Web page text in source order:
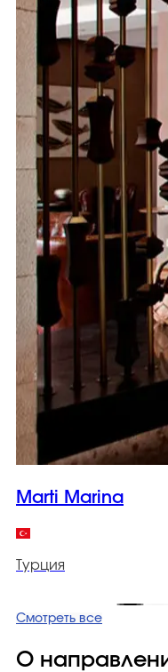
Marti Marina
Турция
Смотреть все
О